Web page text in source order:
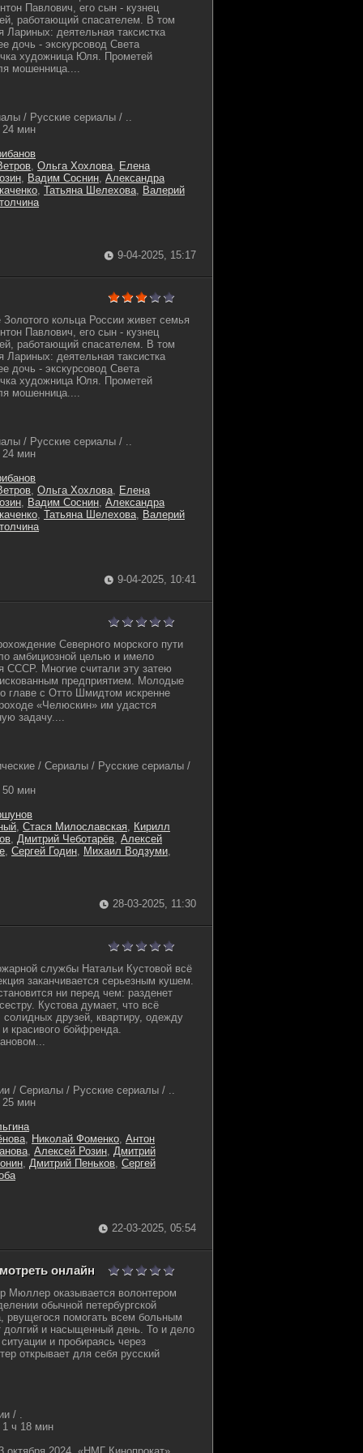
Павлович, его сын - кузнец
работающий спасателем. В том
Лариных: деятельная таксистка
дочь - экскурсовод Света
художница Юля. Прометей
мошенница....
/ Русские сериалы / ..
24 мин
, Ольга Хохлова, Елена
, Вадим Соснин, Александра
, Татьяна Шелехова, Валерий
9-04-2025, 15:17
кольца России живет семья
Павлович, его сын - кузнец
работающий спасателем. В том
Лариных: деятельная таксистка
дочь - экскурсовод Света
художница Юля. Прометей
мошенница....
/ Русские сериалы / ..
24 мин
, Ольга Хохлова, Елена
, Вадим Соснин, Александра
, Татьяна Шелехова, Валерий
9-04-2025, 10:41
Северного морского пути
амбициозной целью и имело
СССР. Многие считали эту затею
предприятием. Молодые
главе с Отто Шмидтом искренне
«Челюскин» им удастся
задачу....
/ Сериалы / Русские сериалы /
50 мин
, Стася Милославская, Кирилл
, Дмитрий Чеботарёв, Алексей
, Сергей Годин, Михаил Водзуми,
28-03-2025, 11:30
службы Натальи Кустовой всё
заканчивается серьезным кушем.
ни перед чем: разденет
Кустова думает, что всё
друзей, квартиру, одежду
красивого бойфренда.
/ Сериалы / Русские сериалы / ..
25 мин
, Николай Фоменко, Антон
, Алексей Розин, Дмитрий
, Дмитрий Пеньков, Сергей
22-03-2025, 05:54
онлайн
Мюллер оказывается волонтером
обычной петербургской
рвущегося помогать всем больным
и насыщенный день. То и дело
и пробираясь через
открывает для себя русский
/ .
1 ч 18 мин